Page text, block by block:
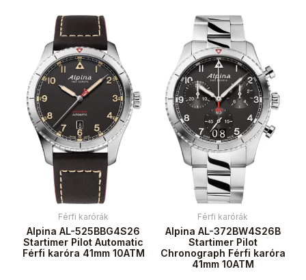
Férfi karórák
Alpina AL-525BBG4S26
Startimer Pilot Automatic
Férfi karóra 41mm 10ATM
Férfi karórák
Alpina AL-372BW4S26B
Startimer Pilot
Chronograph Férfi karóra
41mm 10ATM